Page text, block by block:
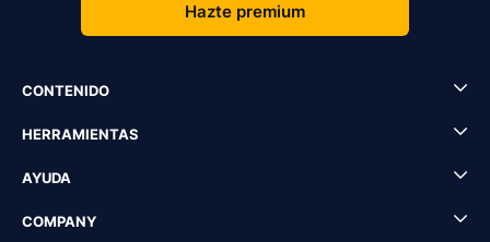
Hazte premium
CONTENIDO
HERRAMIENTAS
AYUDA
COMPANY